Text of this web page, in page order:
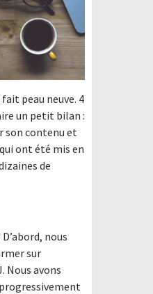
peau neuve. 4
un petit bilan :
son contenu et
ont été mis en
de
nous
sur
Nous avons